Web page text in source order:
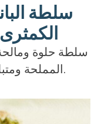
سلطة
سلطة حلوة
المملحة ومتبلة بصلصة العسل والليمون.